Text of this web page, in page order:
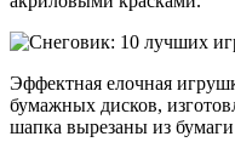
Эффектная елочная
бумажных дисков,
шапка вырезаны из